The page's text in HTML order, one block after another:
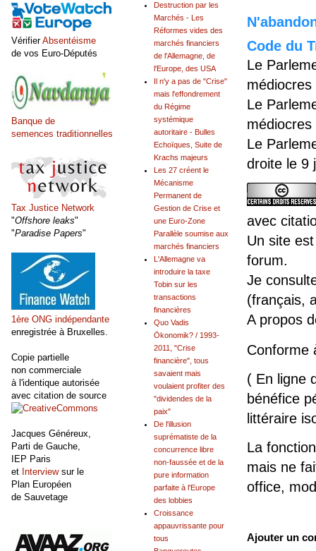
Code du
Le
Le
Le
droite le 9
avec
Un site
forum.
Je
(français,
A propos
Conforme
( En ligne
bénéfice
littéraire
La
mais ne
office,
Ajouter un
Destruction par les
Marchés - Les
Réformes vides des
marchés financiers
de l'Allemagne, de
l'Europe, des USA
Il n'y a pas de "Crise"
mais l'effondrement
du Régime
systémique
autoritaire - Bulles
Echoïques, Suite de
Krachs majeurs
Les 27 créent le
Mécanisme
Permanent de
Gestion de Crise et
une Euro-Zone
Parallèle soumise aux
marchés financiers
L'Allemagne va
introduire la taxe
Tobin sur les
transactions
financières
Quo Vadis
Ökonomik? / 1993-
2011, "Crise
financière", tous
savaient mais
voulaient profiter des
"dividendes de la
paix"
De l'illusion
suprématiste de la
concurrence libre
non-faussée et de la
pure information
parfaite à l'Europe
des lobbies
Croissance
appauvrissante pour
tous
VérifierAbsentéisme
de vos Euro-Députés
Banque de
semences traditionnelles
Tax Justice Network
"Offshore leaks"
"Paradise Papers"
1ère ONG indépendante
enregistrée à Bruxelles.
Copie partielle
non commerciale
à l'identique autorisée
avec citation de source
Jacques Généreux,
Parti de Gauche,
IEP Paris
et Interviewsur le
Plan Européen
de Sauvetage